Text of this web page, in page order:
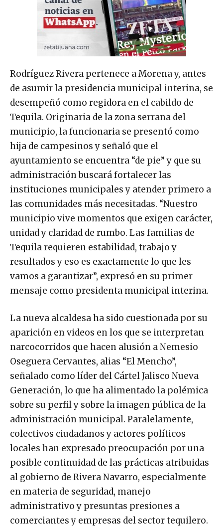
Rodríguez Rivera pertenece a Morena y, antes
de asumir la presidencia municipal interina, se
desempeñó como regidora en el cabildo de
Tequila. Originaria de la zona serrana del
municipio, la funcionaria se presentó como
hija de campesinos y señaló que el
ayuntamiento se encuentra “de pie” y que su
administración buscará fortalecer las
instituciones municipales y atender primero a
las comunidades más necesitadas. “Nuestro
municipio vive momentos que exigen carácter,
unidad y claridad de rumbo. Las familias de
Tequila requieren estabilidad, trabajo y
resultados y eso es exactamente lo que les
vamos a garantizar”, expresó en su primer
mensaje como presidenta municipal interina.
La nueva alcaldesa ha sido cuestionada por su
aparición en videos en los que se interpretan
narcocorridos que hacen alusión a Nemesio
Oseguera Cervantes, alias “El Mencho”,
señalado como líder del Cártel Jalisco Nueva
Generación, lo que ha alimentado la polémica
sobre su perfil y sobre la imagen pública de la
administración municipal. Paralelamente,
colectivos ciudadanos y actores políticos
locales han expresado preocupación por una
posible continuidad de las prácticas atribuidas
al gobierno de Rivera Navarro, especialmente
en materia de seguridad, manejo
administrativo y presuntas presiones a
comerciantes y empresas del sector tequilero.